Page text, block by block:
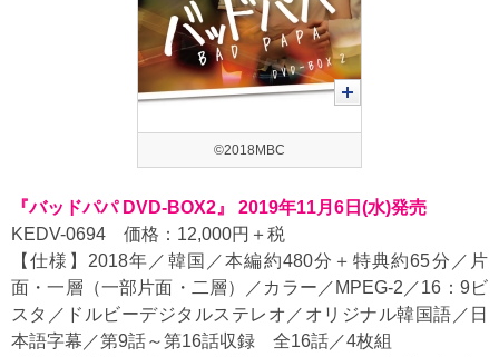
©2018MBC
『バッドパパ DVD-BOX2』 2019年11月6日(水)発売
KEDV-0694 価格：12,000円＋税
【仕様】2018年／韓国／本編約480分＋特典約65分／片
面・一層（一部片面・二層）／カラー／MPEG-2／16：9ビ
スタ／ドルビーデジタルステレオ／オリジナル韓国語／日
本語字幕／第9話～第16話収録 全16話／4枚組